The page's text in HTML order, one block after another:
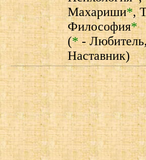
Махариши*,
Философия*
(*-
Наставник)